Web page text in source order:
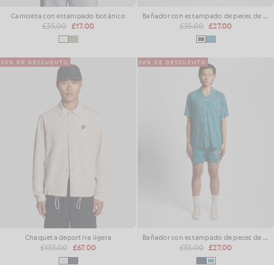
Camiseta con estampado botánico
£35.00 £17.00
Bañador con estampado de peces de colores
£55.00 £27.00
50% DE DESCUENTO
Chaqueta deportiva ligera
£135.00 £67.00
50% DE DESCUENTO
Bañador con estampado de peces de colores
£55.00 £27.00